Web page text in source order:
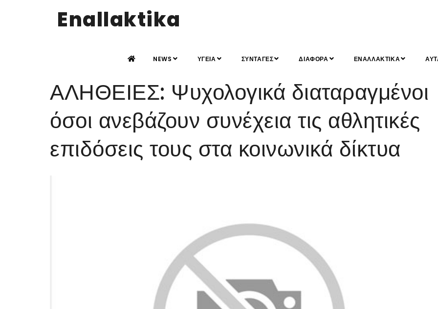
Enallaktika
NEWS ΥΓΕΙΑ ΣΥΝΤΑΓΕΣ ΔΙΑΦΟΡΑ ΕΝΑΛΛΑΚΤΙΚΑ
ΑΛΗΘΕΙΕΣ: Ψυχολογικά διαταραγμένοι
όσοι ανεβάζουν συνέχεια τις αθλητικές
επιδόσεις τους στα κοινωνικά δίκτυα